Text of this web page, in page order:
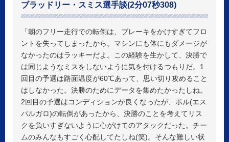
ブラッドリー・スミス選手談(2分07秒308)
「朝のフリー走行での転倒は、ブレーキをかけすぎてフロ
ントを失ってしまったから。マシンにも体にもダメージが
なかったのはラッキーだよ。この経験を生かして、決勝で
は同じようなミスをしないように気を付けるつもりだ。1
回目の予選は路面温度が60℃あって、思い切り攻めること
はしなかった。決勝のためにデータを集めたかったしね。
2回目の予選はコンディションが良くなったが、ポル(エス
パルガロ)の転倒があったから、決勝のことを考えてリス
クを負いすぎないように心がけてのアタックだった。チー
ムのみんなもすごく心配してたしね(笑)。そんな難しい状